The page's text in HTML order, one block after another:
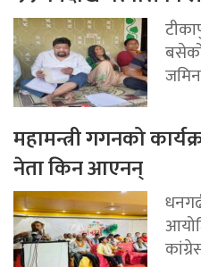
महामन्त्री गगनको
नेता किन आएनन्